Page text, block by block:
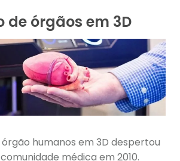
de órgãos em 3D
humanos em 3D despertou
médica em 2010.